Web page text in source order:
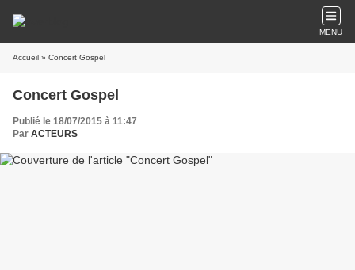
MENU
Accueil » Concert Gospel
Concert Gospel
Publié le 18/07/2015 à 11:47
Par ACTEURS